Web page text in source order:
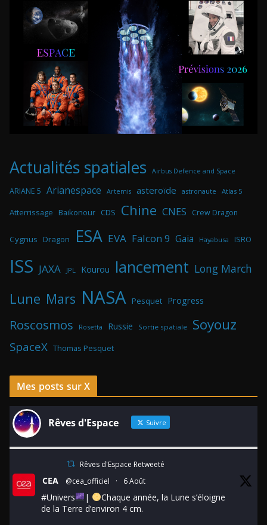
Actualités spatiales Airbus Defence and Space
ARIANE 5 Arianespace Artemis asteroïde astronaute Atlas 5
Atterrissage Baikonour CDS Chine CNES Crew Dragon
Cygnus Dragon ESA EVA Falcon 9 Gaia Hayabusa ISRO
ISS JAXA JPL Kourou lancement Long March
Lune Mars NASA Pesquet Progress
Roscosmos Rosetta Russie Sortie spatiale Soyouz
SpaceX Thomas Pesquet
Mes posts sur X
Rêves d'Espace Suivre
Rêves d'Espace Retweeté
CEA @cea_officiel · 6 Août
#Univers |
Chaque année, la Lune s’éloigne
de la Terre d’environ 4 cm.